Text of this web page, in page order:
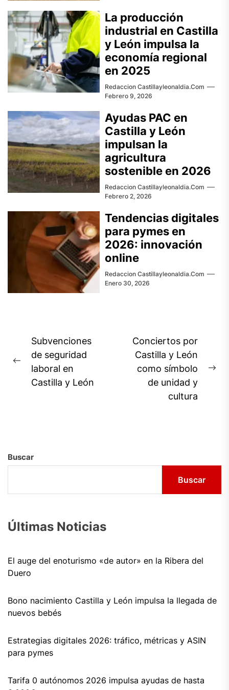
La producción
industrial en Castilla
y León impulsa la
economía regional
en 2025
Redaccion Castillayleonaldia.com
Febrero 9, 2026
Ayudas PAC en
Castilla y León
impulsan la
agricultura
sostenible en 2026
Redaccion Castillayleonaldia.com
Febrero 2, 2026
Tendencias digitales
para pymes en
2026: innovación
online
Redaccion Castillayleonaldia.com
Enero 30, 2026
Navegación
de
entradas
Previous
post:
Subvenciones
de seguridad
laboral en
Castilla y León
Conciertos por
Castilla y León
como símbolo
de unidad y
cultura
Buscar
Buscar
Últimas Noticias
El auge del enoturismo «de autor» en la Ribera del
Duero
Bono nacimiento Castilla y León impulsa la llegada de
nuevos bebés
Estrategias digitales 2026: tráfico, métricas y ASIN
para pymes
Tarifa 0 autónomos 2026 impulsa ayudas de hasta